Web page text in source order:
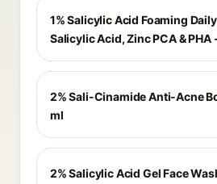
1% Salicylic Acid Foaming
Salicylic Acid, Zinc PCA & PHA
2% Sali-Cinamide Anti-Acne
ml
2% Salicylic Acid Gel Face